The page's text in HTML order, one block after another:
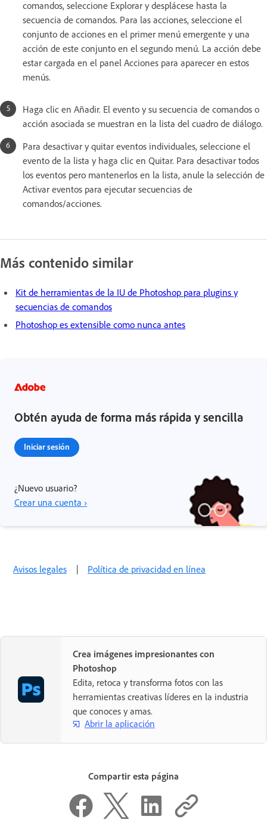
comandos, seleccione Explorar y desplácese hasta la
secuencia de comandos. Para las acciones, seleccione el
conjunto de acciones en el primer menú emergente y una
acción de este conjunto en el segundo menú. La acción debe
estar cargada en el panel Acciones para aparecer en estos
menús.
Haga clic en Añadir. El evento y su secuencia de comandos o
acción asociada se muestran en la lista del cuadro de diálogo.
Para desactivar y quitar eventos individuales, seleccione el
evento de la lista y haga clic en Quitar. Para desactivar todos
los eventos pero mantenerlos en la lista, anule la selección de
Activar eventos para ejecutar secuencias de
comandos/acciones.
Más contenido similar
Kit de herramientas de la IU de Photoshop para plugins y
secuencias de comandos
Photoshop es extensible como nunca antes
Obtén ayuda de forma más rápida y sencilla
Iniciar sesión
¿Nuevo usuario?
Crear una cuenta ›
Avisos legales | Política de privacidad en línea
Crea imágenes impresionantes con
Photoshop
Edita, retoca y transforma fotos con las
herramientas creativas líderes en la industria
que conoces y amas.
Abrir la aplicación
Compartir esta página